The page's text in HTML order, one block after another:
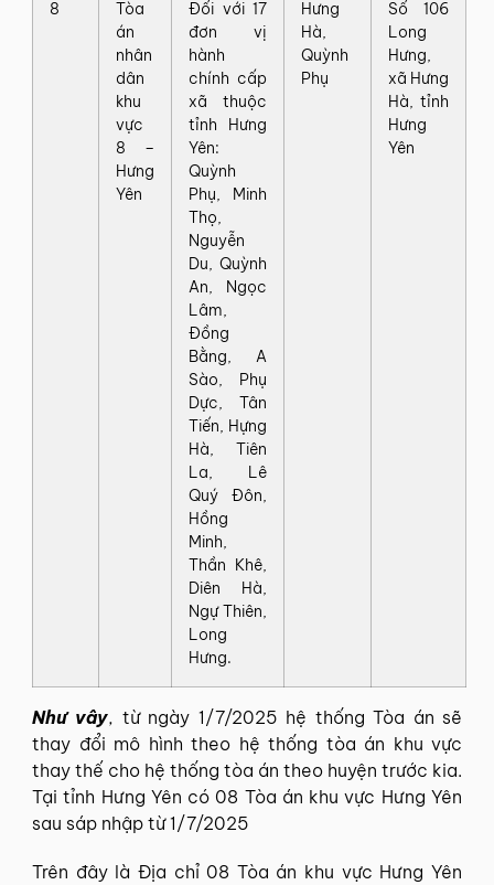
8
Tòa
án
nhân
dân
khu
vực
8 –
Hưng
Yên
Đối với 17
đơn vị
hành
chính cấp
xã thuộc
tỉnh Hưng
Yên:
Quỳnh
Phụ, Minh
Thọ,
Nguyễn
Du, Quỳnh
An, Ngọc
Lâm,
Đồng
Bằng, A
Sào, Phụ
Dực, Tân
Tiến, Hựng
Hà, Tiên
La, Lê
Quý Đôn,
Hồng
Minh,
Thần Khê,
Diên Hà,
Ngự Thiên,
Long
Hưng.
Hưng
Hà,
Quỳnh
Phụ
Số 106
Long
Hưng,
xã Hưng
Hà, tỉnh
Hưng
Yên
Như vây, từ ngày 1/7/2025 hệ thống Tòa án sẽ
thay đổi mô hình theo hệ thống tòa án khu vực
thay thế cho hệ thống tòa án theo huyện trước kia.
Tại tỉnh Hưng Yên có 08 Tòa án khu vực Hưng Yên
sau sáp nhập từ 1/7/2025
Trên đây là Địa chỉ 08 Tòa án khu vực Hưng Yên